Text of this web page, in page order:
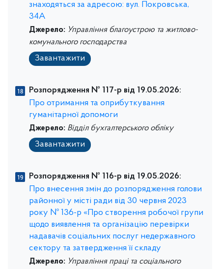
знаходяться за адресою: вул. Покровська,
34А
Джерело: Управління благоустрою та житлово-
комунального господарства
Завантажити
Розпорядження № 117-р від 19.05.2026:
Про отримання та оприбуткування
гуманітарної допомоги
Джерело: Відділ бухгалтерського обліку
Завантажити
Розпорядження № 116-р від 19.05.2026:
Про внесення змін до розпорядження голови
районної у місті ради від 30 червня 2023
року № 136-р «Про створення робочої групи
щодо виявлення та організацію перевірки
надавачів соціальних послуг недержавного
сектору та затвердження її складу
Джерело: Управління праці та соціального